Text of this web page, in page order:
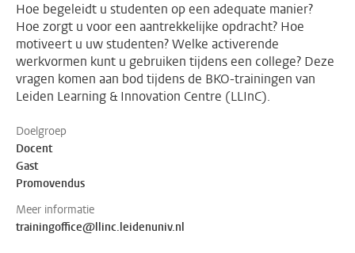
Hoe begeleidt u studenten op een adequate manier?
Hoe zorgt u voor een aantrekkelijke opdracht? Hoe
motiveert u uw studenten? Welke activerende
werkvormen kunt u gebruiken tijdens een college? Deze
vragen komen aan bod tijdens de BKO-trainingen van
Leiden Learning & Innovation Centre (LLInC).
Doelgroep
Docent
Gast
Promovendus
Meer informatie
trainingoffice@llinc.leidenuniv.nl